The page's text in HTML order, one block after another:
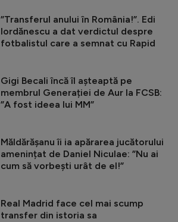
”Transferul anului în România!”. Edi
Iordănescu a dat verdictul despre
fotbalistul care a semnat cu Rapid
Gigi Becali încă îl așteaptă pe
membrul Generației de Aur la FCSB:
”A fost ideea lui MM”
Măldărășanu îi ia apărarea jucătorului
amenințat de Daniel Niculae: ”Nu ai
cum să vorbești urât de el!”
Real Madrid face cel mai scump
transfer din istoria sa